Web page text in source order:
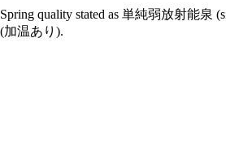
Spring quality stated as 単純弱放射能泉
(加温あり).